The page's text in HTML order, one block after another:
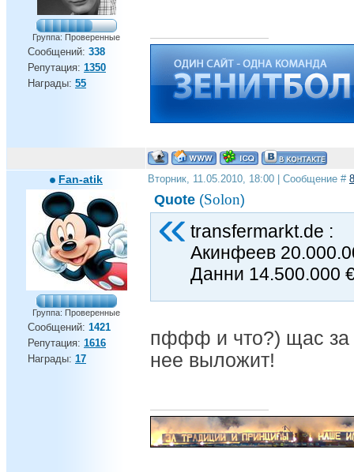
Группа: Проверенные
Сообщений: 338
Репутация: 1350
Награды: 55
Fan-atik
Группа: Проверенные
Сообщений: 1421
Репутация: 1616
Награды: 17
Вторник, 11.05.2010, 18:00 | Сообщение # 8
Quote (Solon)
transfermarkt.de :
Акинфеев
Данни 14.500.000
пффф и что?) щас за
нее выложит!